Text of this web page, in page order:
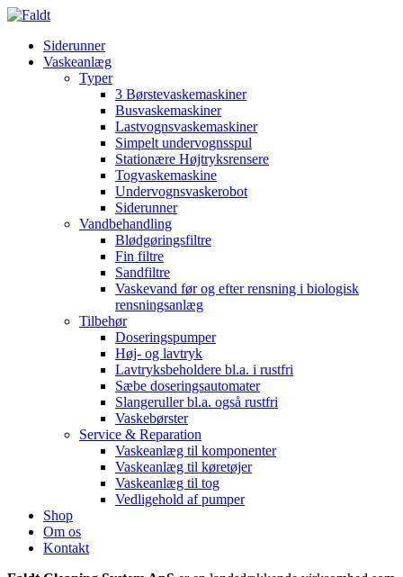
Siderunner
Vaskeanlæg
Typer
3 Børstevaskemaskiner
Busvaskemaskiner
Lastvognsvaskemaskiner
Simpelt undervognsspul
Stationære Højtryksrensere
Togvaskemaskine
Undervognsvaskerobot
Siderunner
Vandbehandling
Blødgøringsfiltre
Fin filtre
Sandfiltre
Vaskevand før og efter rensning i biologisk
rensningsanlæg
Tilbehør
Doseringspumper
Høj- og lavtryk
Lavtryksbeholdere bl.a. i rustfri
Sæbe doseringsautomater
Slangeruller bl.a. også rustfri
Vaskebørster
Service & Reparation
Vaskeanlæg til komponenter
Vaskeanlæg til køretøjer
Vaskeanlæg til tog
Vedligehold af pumper
Shop
Om os
Kontakt